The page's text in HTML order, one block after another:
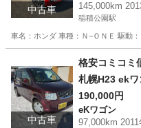
中古車 145,000km
稲積公園駅
車名：ホンダ 車種：Ｎ−ＯＮＥ 駆動
稲積公園駅
中古車
格安コミコミ
190,000円
eKワゴン
97,000km 2011